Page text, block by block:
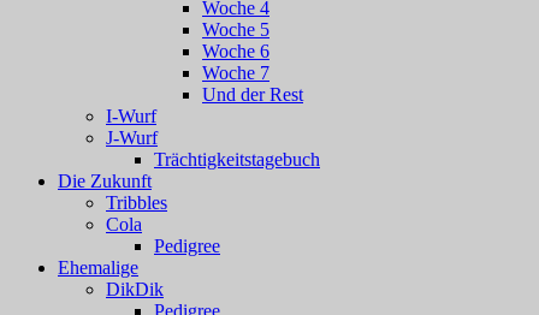
Woche 4
Woche 5
Woche 6
Woche 7
Und der Rest
I-Wurf
J-Wurf
Trächtigkeitstagebuch
Die Zukunft
Tribbles
Cola
Pedigree
Ehemalige
DikDik